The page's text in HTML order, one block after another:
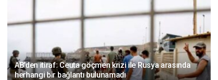
AB’den itiraf: Ceuta göçmen krizi ile Rusya arasında
herhangi bir bağlantı bulunamadı